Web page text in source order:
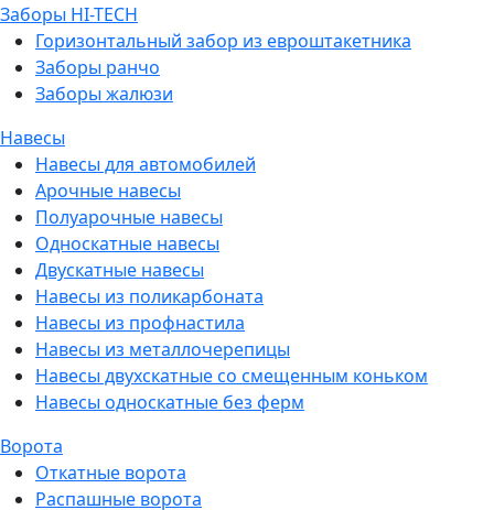
Заборы HI-TECH
Горизонтальный забор из евроштакетника
Заборы ранчо
Заборы жалюзи
Навесы
Навесы для автомобилей
Арочные навесы
Полуарочные навесы
Односкатные навесы
Двускатные навесы
Навесы из поликарбоната
Навесы из профнастила
Навесы из металлочерепицы
Навесы двухскатные со смещенным коньком
Навесы односкатные без ферм
Ворота
Откатные ворота
Распашные ворота